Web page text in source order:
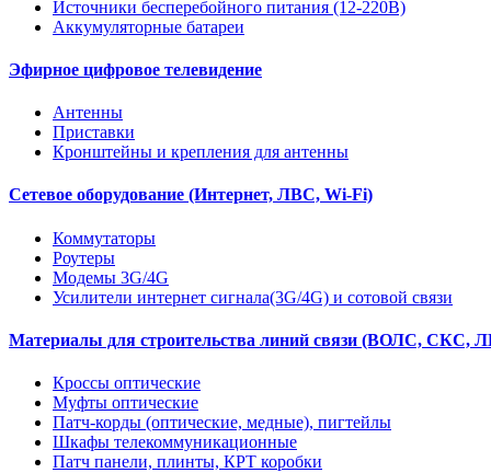
Источники бесперебойного питания (12-220В)
Аккумуляторные батареи
Эфирное цифровое телевидение
Антенны
Приставки
Кронштейны и крепления для антенны
Сетевое оборудование (Интернет, ЛВС, Wi-Fi)
Коммутаторы
Роутеры
Модемы 3G/4G
Усилители интернет сигнала(3G/4G) и сотовой связи
Материалы для строительства линий связи (ВОЛС, СКС,
Кроссы оптические
Муфты оптические
Патч-корды (оптические, медные), пигтейлы
Шкафы телекоммуникационные
Патч панели, плинты, КРТ коробки